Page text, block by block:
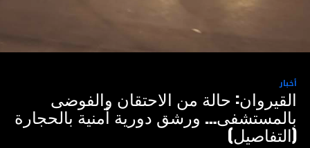
أخبار
القيروان: حالة من الاحتقان والفوضى
بالمستشفى… ورشق دورية أمنية بالحجارة
(التفاصيل)